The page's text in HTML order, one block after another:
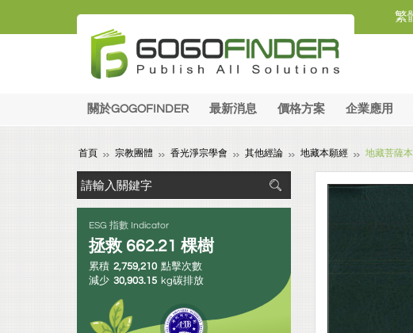
繁
關於GOGOFINDER 最新消息 價格方案 企業應用
首頁 宗教團體 香光淨宗學會 其他經論 地藏本願經 地藏菩薩
ESG 指數 Indicator
拯救 662.21 棵樹
累積 2,759,210 點擊次數
減少 30,903.15 kg碳排放